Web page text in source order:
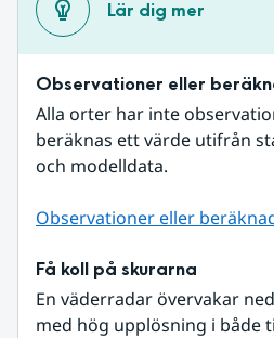
Lär dig mer
Observationer eller
Alla orter har inte
beräknas ett värde utifrån
och modelldata.
Observationer eller
Få koll på skurarna
En väderradar övervakar
med hög upplösning i både